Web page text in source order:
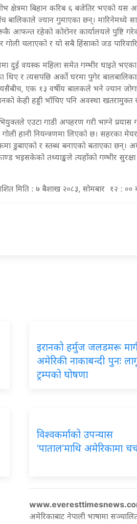
क्षेत्रमा बिहान करिब ६ बजेतिर भएको
बालिकाले ज्यान गुमाएका छन्। मारिनेमध्ये
आफन्त रहेको कोरोनर कार्यालयले पुष्टि
चलाएको र यो सबै हिंसाको जड
दुई वयस्क महिला समेत गम्भीर घाइते
थिए र त्यसपछि अर्को घरमा पुगेर
एक १३ वर्षीय बालकले भने ज्यान
केही हड्डी भाँचिए पनि अवस्था खतरामुक्त
एउटा गाडी अपहरण गरी भाग्ने प्रयास
गोली हानी नियन्त्रणमा लिएको छ। सहरका
डुबाएको र स्तब्ध बनाएको बताएका छन्।
भइसकेको तथ्याङ्कले त्यहाँको गम्भीर
मिति : ७ बैशाख २०८३, सोमबार १२ : ००
इरानको हर्मुज जलडमरू
अमेरिकी नाकाबन्दी पुनः
ट्रम्पको घोषणा
विश्वकर्माको उपन्यास
‘पाताल’माथि अमेरिकामा
अमेरिकाबाट नेपाली भाषामा